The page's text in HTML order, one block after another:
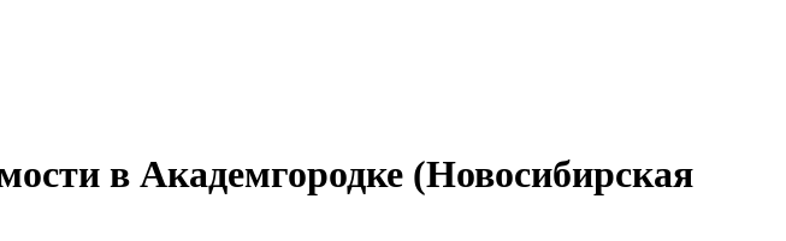
в Академгородке (Новосибирская